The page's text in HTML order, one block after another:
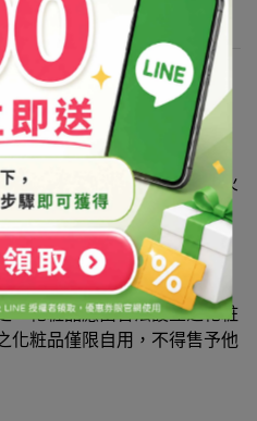
可使用。
局部測試。
封處確實密封，並請遠離火
感不適請停止使用。
比例或請參考相關書籍。
即以大量清水沖洗。
化粧品應由合法設立之化粧
化粧品僅限自用，不得售予他